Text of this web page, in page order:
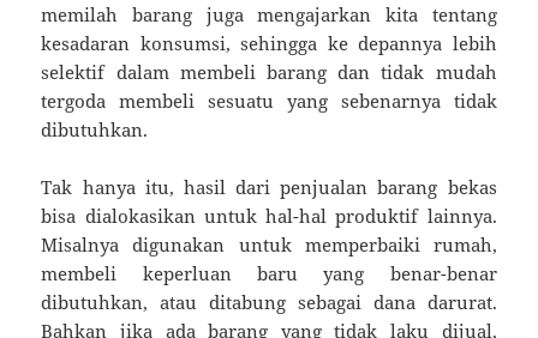
memilah barang juga mengajarkan kita tentang
kesadaran konsumsi, sehingga ke depannya lebih
selektif dalam membeli barang dan tidak mudah
tergoda membeli sesuatu yang sebenarnya tidak
dibutuhkan.
Tak hanya itu, hasil dari penjualan barang bekas
bisa dialokasikan untuk hal-hal produktif lainnya.
Misalnya digunakan untuk memperbaiki rumah,
membeli keperluan baru yang benar-benar
dibutuhkan, atau ditabung sebagai dana darurat.
Bahkan jika ada barang yang tidak laku dijual,